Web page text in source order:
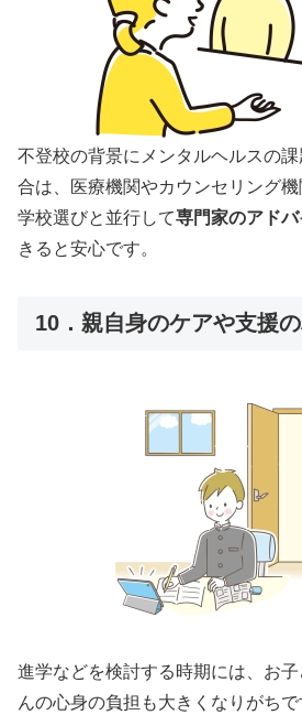
不登校の背景にメンタルヘルスの
合は、医療機関やカウンセリング機
学校選びと並行して専門家のアドバ
きると安心です。
10．親自身のケアや支援
進学などを検討する時期には、お
んの心身の負担も大きくなりがちで